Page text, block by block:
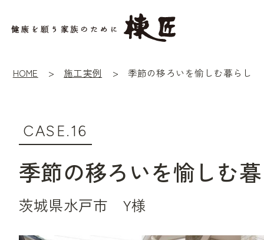
HOME 施工実例 季節の移ろいを愉しむ暮らし
CASE.16
季節の移ろいを愉しむ
茨城県水戸市 Y様